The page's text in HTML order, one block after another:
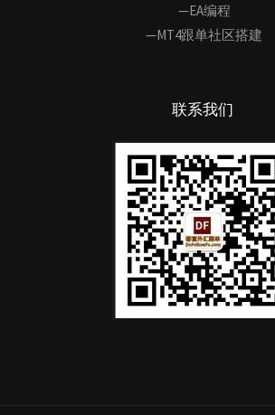
—EA编程
—MT4跟单社区搭建
联系我们